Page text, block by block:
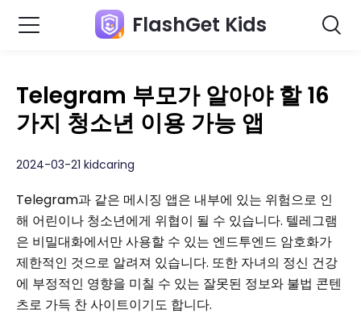
FlashGet Kids
Telegram 부모가 알아야 할 16
가지 청소년 이용 가능 앱
2024-03-21 kidcaring
Telegram과 같은 메시징 앱은 내부에 있는 위험으로 인
해 어린이나 청소년에게 위협이 될 수 있습니다. 텔레그램
은 비밀대화에서만 사용할 수 있는 엔드투엔드 암호화가
제한적인 것으로 알려져 있습니다. 또한 자녀의 정신 건강
에 부정적인 영향을 미칠 수 있는 잘못된 정보와 불법 콘텐
츠로 가득 찬 사이트이기도 합니다.